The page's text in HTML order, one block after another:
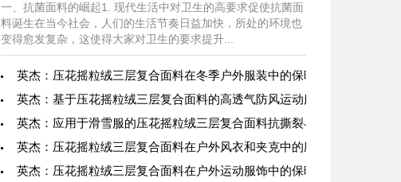
一、抗菌面料的崛起1. 现代生活中对卫生的高要求促使抗菌面
料诞生在当今社会，人们的生活节奏日益加快，所处的环境也
变得愈发复杂，这使得大家对卫生的要求提升...
英杰：压花摇粒绒三层复合面料在冬季户外服装中的保暖性能优化研究
英杰：基于压花摇粒绒三层复合面料的高透气防风运动服饰开发
英杰：应用于滑雪服的压花摇粒绒三层复合面料抗撕裂与耐磨性提升技术
英杰：压花摇粒绒三层复合面料在户外风衣和夹克中的应用与性能
英杰：压花摇粒绒三层复合面料在户外运动服饰中的保暖与透气性能研究